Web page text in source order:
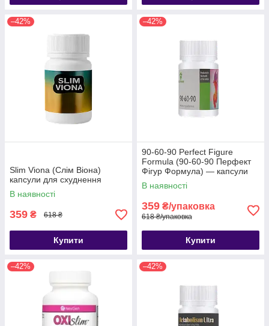
–42%
Slim Viona (Слім Віона)
капсули для схуднення
В наявності
359 ₴ 618 ₴
Купити
–42%
90-60-90 Perfect Figure
Formula (90-60-90 Перфект
Фігур Формула) — капсули
для схуднення
В наявності
359 ₴/упаковка
618 ₴/упаковка
Купити
–42% –42%